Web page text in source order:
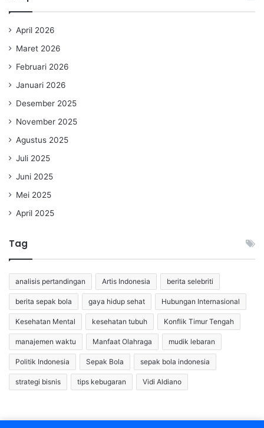
April 2026
Maret 2026
Februari 2026
Januari 2026
Desember 2025
November 2025
Agustus 2025
Juli 2025
Juni 2025
Mei 2025
April 2025
Tag
analisis pertandingan Artis Indonesia berita selebriti
berita sepak bola gaya hidup sehat Hubungan Internasional
Kesehatan Mental kesehatan tubuh Konflik Timur Tengah
manajemen waktu Manfaat Olahraga mudik lebaran
Politik Indonesia Sepak Bola sepak bola indonesia
strategi bisnis tips kebugaran Vidi Aldiano